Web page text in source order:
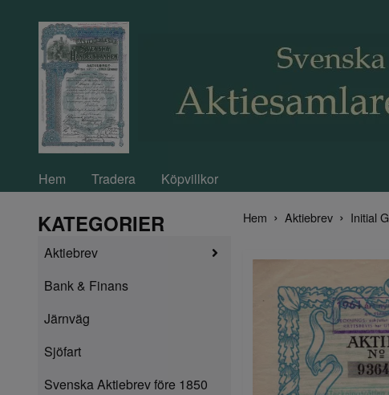
Hem Tradera Köpvillkor
KATEGORIER
Aktiebrev
Bank & Finans
Järnväg
Sjöfart
Svenska Aktiebrev före 1850
Hem Aktiebrev Initial G